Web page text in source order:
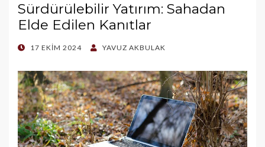
Sürdürülebilir Yatırım: Sahadan
Elde Edilen Kanıtlar
POSTED
17 EKIM 2024 YAVUZ AKBULAK